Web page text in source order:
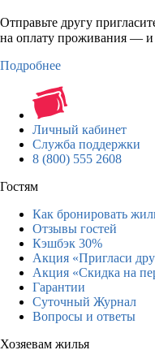
Отправьте другу
на оплату проживания — и
Подробнее
Личный кабинет
Служба поддержки
8 (800) 555 2608
Гостям
Как бронировать
Отзывы гостей
Кэшбэк 30%
Акция «Пригласи
Акция «Скидка на
Гарантии
Суточный Журнал
Вопросы и ответы
Хозяевам жилья